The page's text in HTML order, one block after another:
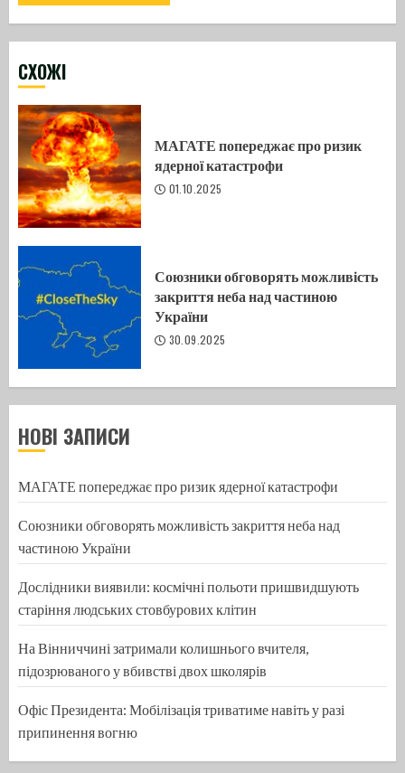
CХОЖІ
МАГАТЕ попереджає про ризик
ядерної катастрофи
01.10.2025
Союзники обговорять можливість
закриття неба над частиною
України
30.09.2025
НОВІ ЗАПИСИ
МАГАТЕ попереджає про ризик ядерної катастрофи
Союзники обговорять можливість закриття неба над
частиною України
Дослідники виявили: космічні польоти пришвидшують
старіння людських стовбурових клітин
На Вінниччині затримали колишнього вчителя,
підозрюваного у вбивстві двох школярів
Офіс Президента: Мобілізація триватиме навіть у разі
припинення вогню